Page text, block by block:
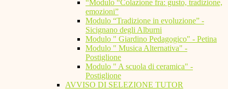
“Modulo “Colazione fra: gusto, tradizione,
emozioni”
Modulo “Tradizione in evoluzione” -
Sicignano degli Alburni
Modulo " Giardino Pedagogico" - Petina
Modulo " Musica Alternativa" -
Postiglione
Modulo " A scuola di ceramica" -
Postiglione
AVVISO DI SELEZIONE TUTOR